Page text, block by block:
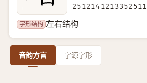
2512141213352511
字形结构 左右结构
音韵方言 字源字形